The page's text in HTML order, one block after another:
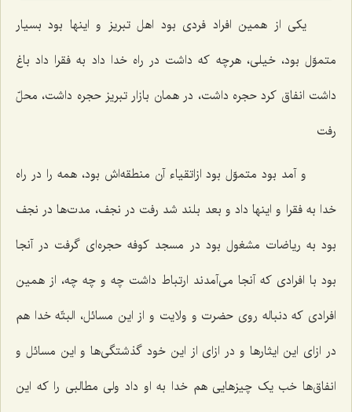
یکی از همین افراد فردی بود اهل تبریز و اینها بود بسیار
متموّل بود، خیلی، هرچه که داشت در راه خدا داد به فقرا داد باغ
داشت انفاق کرد حجره داشت، در همان بازار تبریز حجره داشت، محلّ
رفت‌
و آمد بود متموّل بود ازاتقیاء آن منطقه‌اش بود، همه را در راه
خدا به فقرا و اینها داد و بعد بلند شد رفت در نجف، مدت‌ها در نجف
بود به ریاضات مشغول بود در مسجد کوفه حجره‌ای گرفت در آنجا
بود با افرادی که آنجا می‌آمدند ارتباط داشت چه و چه چه، از همین
افرادی که دنباله روی حضرت و ولایت و از این مسائل، البتّه خدا هم
در ازای این ایثارها و در ازای از این خود گذشتگی‌ها و این مسائل و
انفاق‌ها خب یک چیزهایی هم خدا به او داد ولی مطالبی را که این